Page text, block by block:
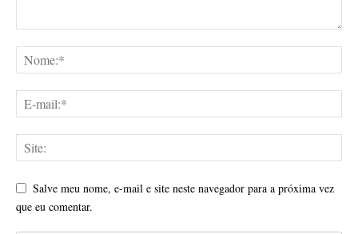
Salve meu nome, e-mail e site neste navegador para a próxima vez
que eu comentar.